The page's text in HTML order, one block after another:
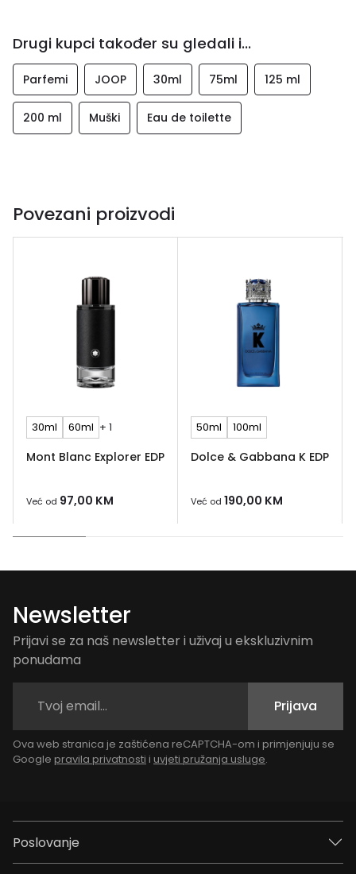
Drugi kupci također su gledali i...
Parfemi JOOP 30ml 75ml 125 ml
200 ml Muški Eau de toilette
Povezani proizvodi
30ml 60ml + 1
Mont Blanc Explorer EDP
Već od 97,00 KM
50ml 100ml
Dolce & Gabbana K EDP
Već od 190,00 KM
Newsletter
Prijavi se za naš newsletter i uživaj u ekskluzivnim
ponudama
Prijava
Ova web stranica je zaštićena reCAPTCHA-om i primjenjuju se
Google pravila privatnosti i uvjeti pružanja usluge.
Poslovanje